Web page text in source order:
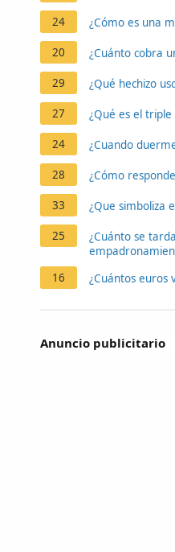
24 ¿Cómo es una
20 ¿Cuánto cobra
29 ¿Qué hechizo
27 ¿Qué es el triple
24 ¿Cuando
28 ¿Cómo
33 ¿Que simboliza
25
¿Cuánto se
16
¿Cuántos euros
Anuncio publicitario